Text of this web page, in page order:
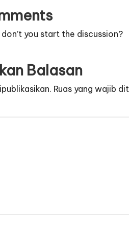
you start the discussion?
Balasan
Ruas yang wajib